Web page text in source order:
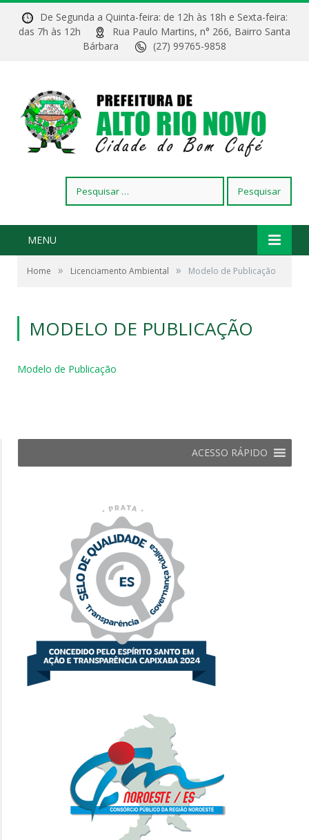
De Segunda a Quinta-feira: de 12h às 18h e Sexta-feira:
das 7h às 12h
Rua Paulo Martins, n° 266, Bairro Santa
Bárbara
(27) 99765-9858
por:
MENU
Home » Licenciamento Ambiental » Modelo de Publicação
MODELO DE PUBLICAÇÃO
Modelo de Publicação
ACESSO RÁPIDO